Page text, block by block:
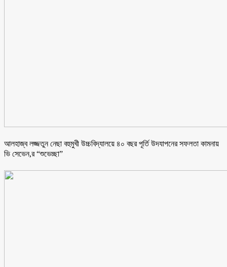
আলহাজ্ব লজ্জতুন নেছা বহুমুখী উচ্চবিদ্যালয়ে ৪০ বছর পূর্তি উদযাপনের সফলতা কামনায়
ভি সেভেন,র “শুভেচ্ছা”